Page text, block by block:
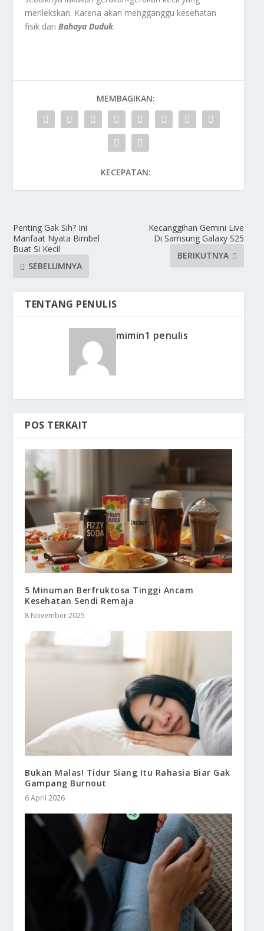
merilekskan. Karena akan mengganggu kesehatan
fisik dariBahaya Duduk.
MEMBAGIKAN:
KECEPATAN:
Penting Gak Sih? Ini
Manfaat Nyata Bimbel
Buat Si Kecil
SEBELUMNYA
Kecanggihan Gemini Live
Di Samsung Galaxy S25
BERIKUTNYA
TENTANG PENULIS
mimin1 penulis
POS TERKAIT
5 Minuman Berfruktosa Tinggi Ancam
Kesehatan Sendi Remaja
8 November 2025
Bukan Malas! Tidur Siang Itu Rahasia Biar Gak
Gampang Burnout
6 April 2026